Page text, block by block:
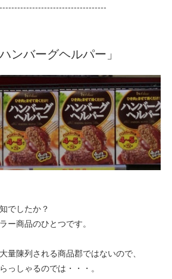
ンバーグヘルパー」
でしたか？
ー商品のひとつです。
量陳列される商品郡ではないので、
っしゃるのでは・・・。